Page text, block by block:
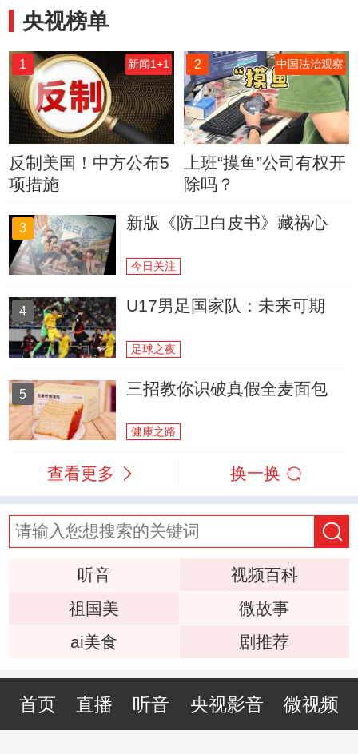
央视榜单
1 新闻1+1
反制美国！中方公布5
项措施
2 中国法治观察
上班“摸鱼”公司有权开
除吗？
3 新版《防卫白皮书》藏祸心
今日关注
4 U17男足国家队：未来可期
足球之夜
5 三招教你识破真假全麦面包
健康之路
查看更多 换一换
听音
视频百科
祖国美
微故事
ai美食
剧推荐
首页 直播 听音 央视影音 微视频